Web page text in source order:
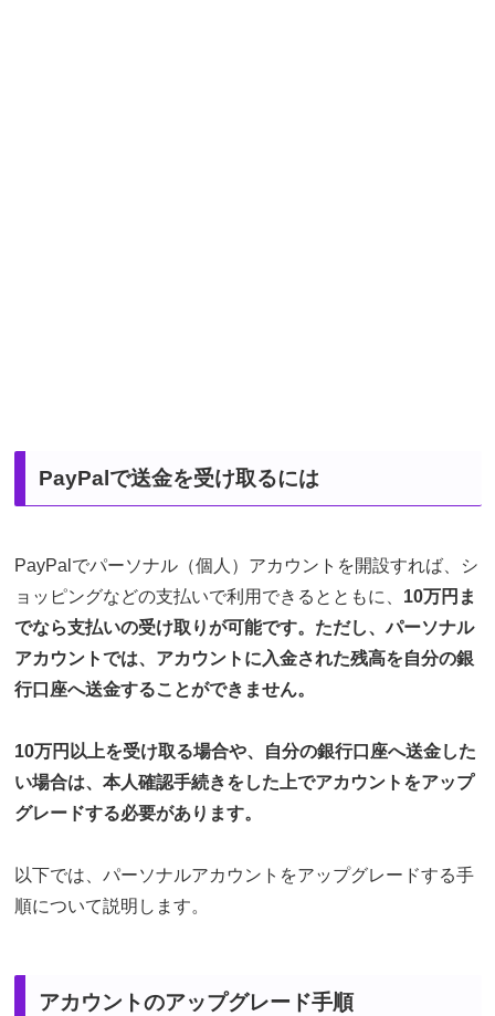
PayPalで送金を受け取るには
PayPalでパーソナル（個人）アカウントを開設すれば、シ
ョッピングなどの支払いで利用できるとともに、 10万円ま
でなら支払いの受け取りが可能です。ただし、パーソナル
アカウントでは、アカウントに入金された残高を自分の銀
行口座へ送金することができません。
10万円以上を受け取る場合や、自分の銀行口座へ送金した
い場合は、本人確認手続きをした上でアカウントをアップ
グレードする必要があります。
以下では、パーソナルアカウントをアップグレードする手
順について説明します。
アカウントのアップグレード手順